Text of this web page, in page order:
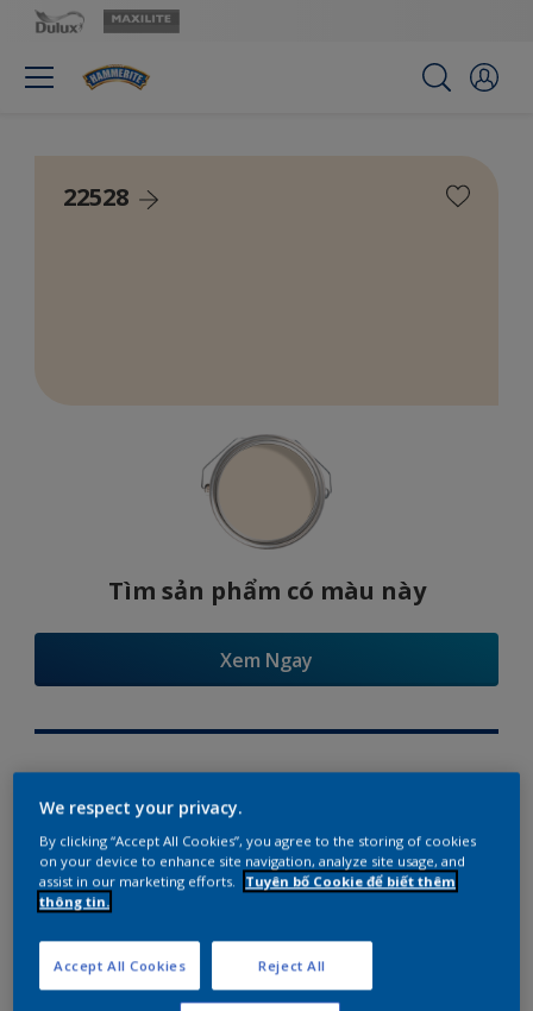
22528
Tìm sản phẩm có màu này
Xem Ngay
Try Our Visualizer App
Gợi ý phối màu
We respect your privacy.
By clicking “Accept All Cookies”, you agree to the storing of cookies
on your device to enhance site navigation, analyze site usage, and
assist in our marketing efforts.
Tuyên bố Cookie để biết thêm
thông tin.
Reject All
Accept All Cookies